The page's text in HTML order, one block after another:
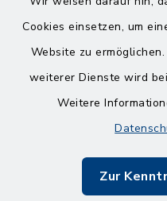
Cookies einsetzen, um
Website zu
weiterer Dienste wird
Weitere
Zur